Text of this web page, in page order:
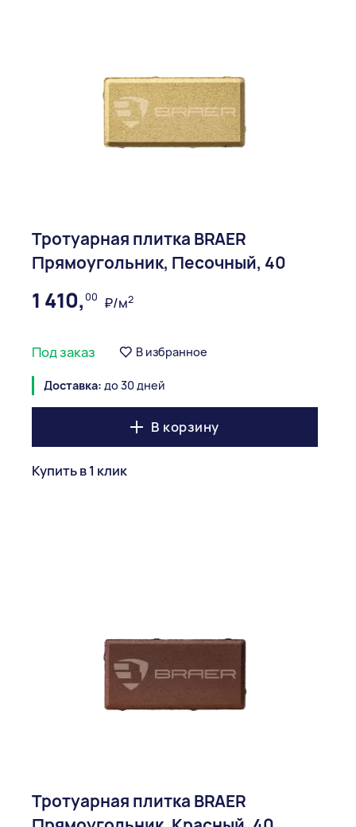
Тротуарная плитка BRAER
Прямоугольник, Песочный, 40
1 410,00 ₽/м2
Под заказ В избранное
Доставка: до 30 дней
В корзину
Купить в 1 клик
Тротуарная плитка BRAER